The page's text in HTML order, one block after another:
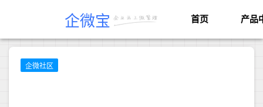
企微宝 首页 产品
企微社区